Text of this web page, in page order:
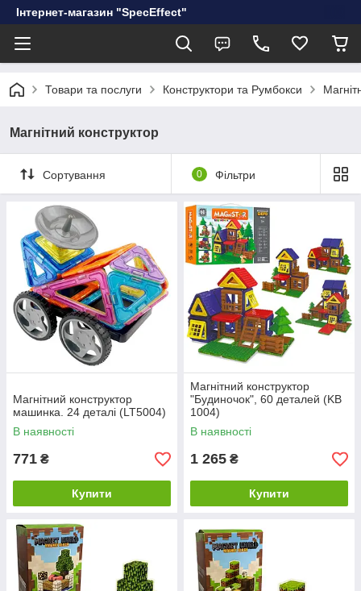
Інтернет-магазин "SpecEffect"
Товари та послуги Конструктори та Румбокси
Магнітний конструктор
Сортування 0 Фільтри
Магнітний конструктор
машинка. 24 деталі (LT5004)
В наявності
771 ₴
Купити
Магнітний конструктор
"Будиночок", 60 деталей (KB
1004)
В наявності
1 265 ₴
Купити